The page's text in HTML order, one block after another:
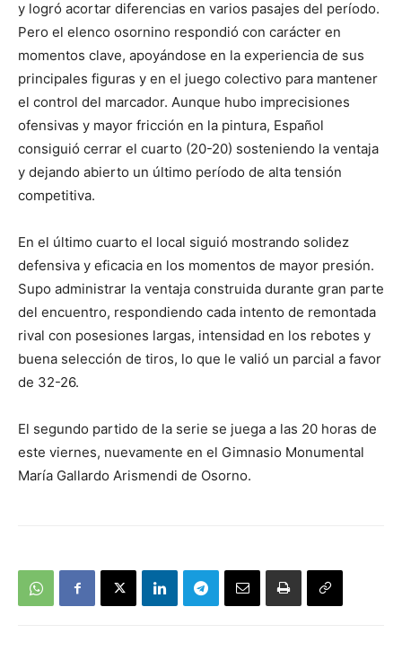
y logró acortar diferencias en varios pasajes del período.
Pero el elenco osornino respondió con carácter en
momentos clave, apoyándose en la experiencia de sus
principales figuras y en el juego colectivo para mantener
el control del marcador. Aunque hubo imprecisiones
ofensivas y mayor fricción en la pintura, Español
consiguió cerrar el cuarto (20-20) sosteniendo la ventaja
y dejando abierto un último período de alta tensión
competitiva.
En el último cuarto el local siguió mostrando solidez
defensiva y eficacia en los momentos de mayor presión.
Supo administrar la ventaja construida durante gran parte
del encuentro, respondiendo cada intento de remontada
rival con posesiones largas, intensidad en los rebotes y
buena selección de tiros, lo que le valió un parcial a favor
de 32-26.
El segundo partido de la serie se juega a las 20 horas de
este viernes, nuevamente en el Gimnasio Monumental
María Gallardo Arismendi de Osorno.